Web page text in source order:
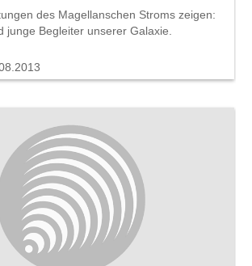
des Magellanschen Stroms zeigen:
junge Begleiter unserer Galaxie.